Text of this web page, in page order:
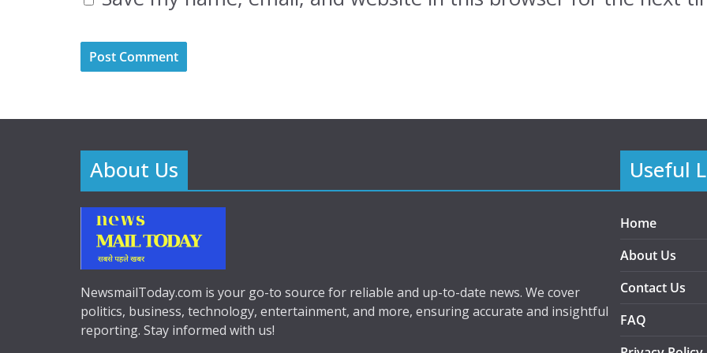
About Us
NewsmailToday.com is your go-to source for reliable and up-to-date news. We cover
politics, business, technology, entertainment, and more, ensuring accurate and insightful
reporting. Stay informed with us!
Useful
Home
About Us
Contact Us
FAQ